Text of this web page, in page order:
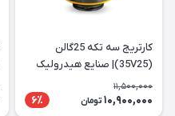
کارتریج سه تکه 25گالن
(35V25)| صنایع هیدرولیک
ایرانیان
11,500,000
10,900,000 تومان 6٪